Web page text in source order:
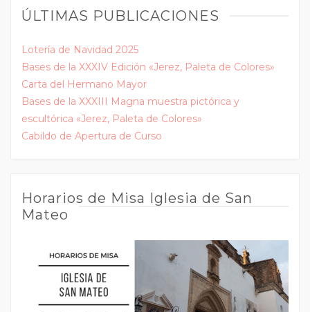
ÚLTIMAS PUBLICACIONES
Lotería de Navidad 2025
Bases de la XXXIV Edición «Jerez, Paleta de Colores»
Carta del Hermano Mayor
Bases de la XXXIII Magna muestra pictórica y
escultórica «Jerez, Paleta de Colores»
Cabildo de Apertura de Curso
Horarios de Misa Iglesia de San
Mateo